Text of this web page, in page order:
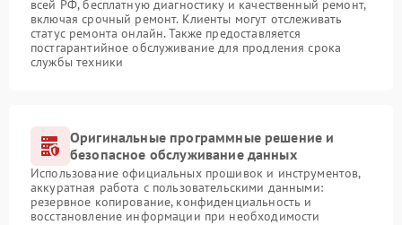
всей РФ, бесплатную диагностику и качественный ремонт,
включая срочный ремонт. Клиенты могут отслеживать
статус ремонта онлайн. Также предоставляется
постгарантийное обслуживание для продления срока
службы техники
Оригинальные программные решение и
безопасное обслуживание данных
Использование официальных прошивок и инструментов,
аккуратная работа с пользовательскими данными:
резервное копирование, конфиденциальность и
восстановление информации при необходимости